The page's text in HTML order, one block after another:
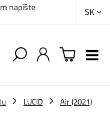
napíšte
SK
LUCID
Air (2021)